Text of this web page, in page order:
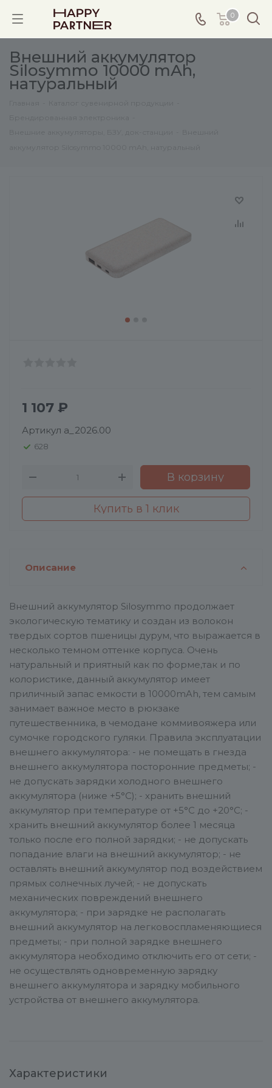
0
Внешний аккумулятор
Silosymmo 10000 mAh,
натуральный
1 107 ₽
Артикул a_2026.00
628
В корзину
Купить в 1 клик
Описание
Внешний аккумулятор Silosymmo продолжает
экологическую тематику и создан из волокон
твердых сортов пшеницы дурум, что выражается в
несколько темном оттенке корпуса. Очень
натуральный и приятный как по форме,так и по
колористике, данный аккумулятор имеет
приличный запас емкости в 10000mAh, тем самым
занимает важное место в рюкзаке
путешественника, в чемодане коммивояжера или
сумочке городского гуляки. Правила эксплуатации
внешнего аккумулятора: - не помещать в гнезда
внешнего аккумулятора посторонние предметы; -
не допускать зарядки холодного внешнего
аккумулятора (ниже +5°С); - хранить внешний
аккумулятор при температуре от +5°С до +20°С; -
хранить внешний аккумулятор более 1 месяца
только после его полной зарядки; - не допускать
попадание влаги на внешний аккумулятор; - не
оставлять внешний аккумулятор под воздействием
прямых солнечных лучей; - не допускать
механических повреждений внешнего
аккумулятора; - при зарядке не располагать
внешний аккумулятор на легковоспламеняющиеся
предметы; - при полной зарядке внешнего
аккумулятора необходимо отключить его от сети; -
не осуществлять одновременную зарядку
внешнего аккумулятора и зарядку мобильного
устройства от внешнего аккумулятора.
Характеристики